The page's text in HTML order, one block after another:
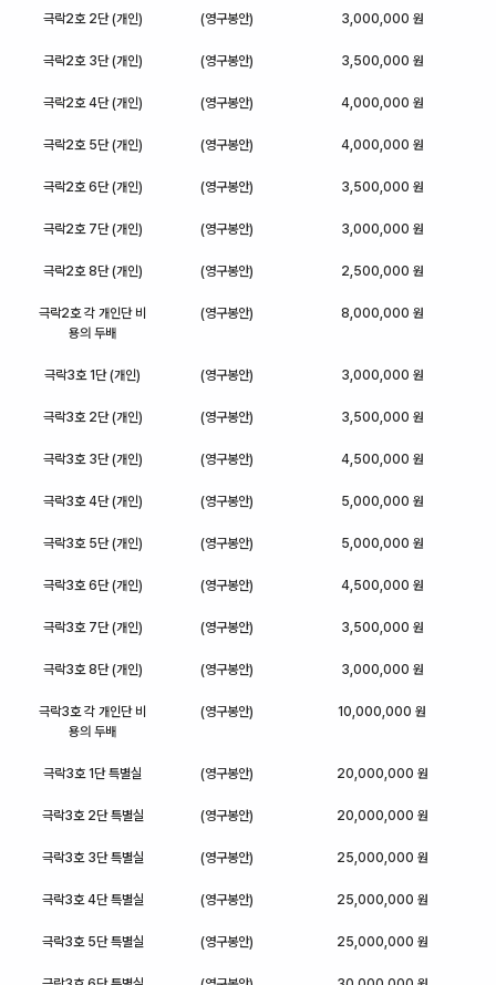
극락2호 2단 (개인) (영구봉안) 3,000,000 원
극락2호 3단 (개인) (영구봉안) 3,500,000 원
극락2호 4단 (개인) (영구봉안) 4,000,000 원
극락2호 5단 (개인) (영구봉안) 4,000,000 원
극락2호 6단 (개인) (영구봉안) 3,500,000 원
극락2호 7단 (개인) (영구봉안) 3,000,000 원
극락2호 8단 (개인) (영구봉안) 2,500,000 원
극락2호 각 개인단 비
용의 두배
(영구봉안) 8,000,000 원
극락3호 1단 (개인) (영구봉안) 3,000,000 원
극락3호 2단 (개인) (영구봉안) 3,500,000 원
극락3호 3단 (개인) (영구봉안) 4,500,000 원
극락3호 4단 (개인) (영구봉안) 5,000,000 원
극락3호 5단 (개인) (영구봉안) 5,000,000 원
극락3호 6단 (개인) (영구봉안) 4,500,000 원
극락3호 7단 (개인) (영구봉안) 3,500,000 원
극락3호 8단 (개인) (영구봉안) 3,000,000 원
극락3호 각 개인단 비
용의 두배
(영구봉안) 10,000,000 원
극락3호 1단 특별실 (영구봉안) 20,000,000 원
극락3호 2단 특별실 (영구봉안) 20,000,000 원
극락3호 3단 특별실 (영구봉안) 25,000,000 원
극락3호 4단 특별실 (영구봉안) 25,000,000 원
극락3호 5단 특별실 (영구봉안) 25,000,000 원